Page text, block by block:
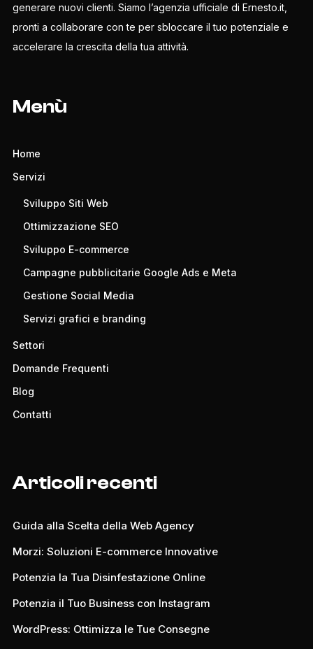
generare nuovi clienti. Siamo l’agenzia ufficiale di Ernesto.it,
pronti a collaborare con te per sbloccare il tuo potenziale e
accelerare la crescita della tua attività.
Menù
Home
Servizi
Sviluppo Siti Web
Ottimizzazione SEO
Sviluppo E-commerce
Campagne pubblicitarie Google Ads e Meta
Gestione Social Media
Servizi grafici e branding
Settori
Domande Frequenti
Blog
Contatti
Articoli recenti
Guida alla Scelta della Web Agency
Morzi: Soluzioni E-commerce Innovative
Potenzia la Tua Disinfestazione Online
Potenzia il Tuo Business con Instagram
WordPress: Ottimizza le Tue Consegne